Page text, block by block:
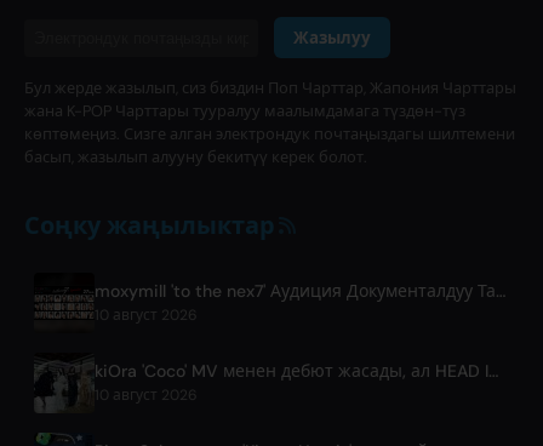
Жазылуу
Бул жерде жазылып, сиз биздин Поп Чарттар, Жапония Чарттары
жана K-POP Чарттары тууралуу маалымдамага түздөн-түз
көптөмеңиз. Сизге алган электрондук почтаңыздагы шилтемени
басып, жазылып алууну бекитүү керек болот.
Соңку жаңылыктар
moxymill 'to the nex7' Аудиция Документалдуу Тарыхынын 1-Бөлүмү Чыкты
10 август 2026
kiOra 'Coco' MV менен дебют жасады, ал HEAD IN THE CLOUDS LA фестивалында көрсөтүлдү
10 август 2026